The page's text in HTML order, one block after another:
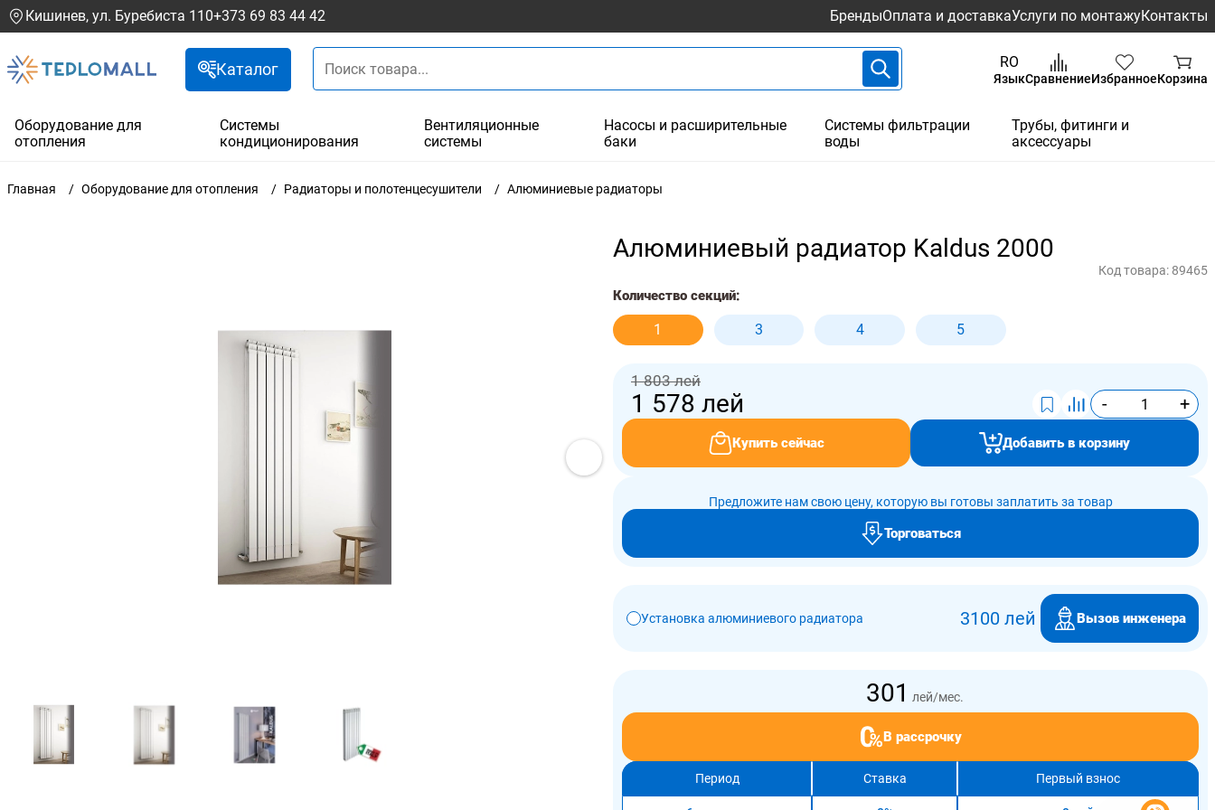
Кишинев, ул. Буребиста 110+373 69 83 44 42 БрендыОплата и доставкаУслуги по монтажуКонтакты
Каталог RO
ЯзыкСравнениеИзбранноеКорзина
Оборудование для
отопления
Системы
кондиционирования
Вентиляционные
системы
Насосы и расширительные
баки
Системы фильтрации
воды
Трубы, фитинги и
аксессуары
Главная Оборудование для отопления Радиаторы и полотенцесушители Алюминиевые радиаторы
Алюминиевый радиатор Kaldus 2000
Код товара: 89465
Количество секций:
1 3 4 5
1 803 лей
1 578 лей - +
Купить сейчас Добавить в корзину
Предложите нам свою цену, которую вы готовы заплатить за товар
Торговаться
Установка алюминиевого радиатора 3100 лей Вызов инженера
301 лей/мес.
В рассрочку
Период Ставка Первый взнос